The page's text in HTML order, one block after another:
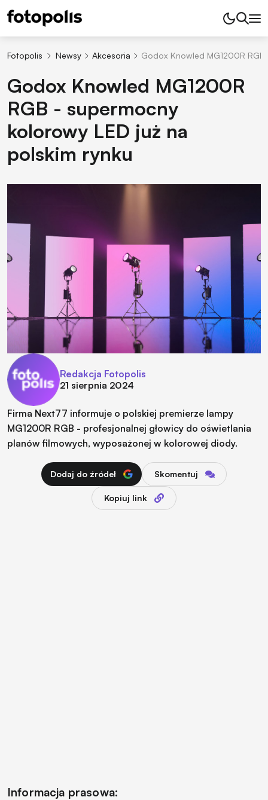
Fotopolis Newsy Akcesoria Godox Knowled MG1200R
Godox Knowled MG1200R
RGB - supermocny
kolorowy LED już na
polskim rynku
Redakcja Fotopolis
21 sierpnia 2024
Firma Next77 informuje o polskiej premierze lampy
MG1200R RGB - profesjonalnej głowicy do oświetlania
planów filmowych, wyposażonej w kolorowej diody.
Dodaj do źródeł Skomentuj
Kopiuj link
Informacja prasowa: